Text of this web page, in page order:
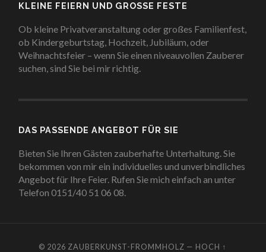
KLEINE FEIERN UND GROSSE FESTE
Ob kleine Privatveranstaltung oder großes Familienfest,
ob Kindergeburtstag, Hochzeit, Jubiläum, oder
Weihnachtsfeier – wenn Sie einen niveauvollen Zauberer
suchen, sind Sie bei mir richtig.
DAS PASSENDE ANGEBOT FÜR SIE
Bieten Sie Ihren Gästen zauberhafte Unterhaltung. Sie
bekommen von mir ein individuelles und unverbindliches
Angebot für Ihre Feier. Rufen Sie mich einfach an unter
Telefon 0151/40 51 06 08.
© 2026 ZAUBERKUNST-FROMMHOLZ — HOCH ↑